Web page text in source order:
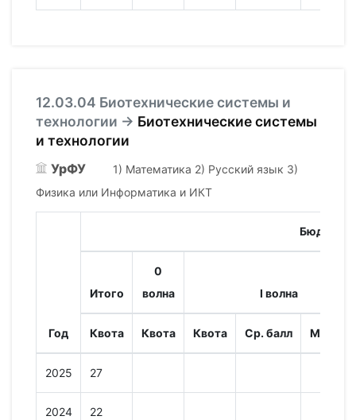
12.03.04 Биотехнические системы и
технологии → Биотехнические системы
и технологии
УрФУ
1) Математика 2) Русский язык 3)
Физика или Информатика и ИКТ
Год
Бюджет
Итого
0
волна
I волна
Квота Квота Квота Ср. балл Мин.
2025 27
2024 22